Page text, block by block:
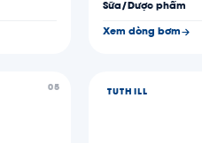
Sữa/Dược phẩm
Xem dòng bơm
05 TUTHILL